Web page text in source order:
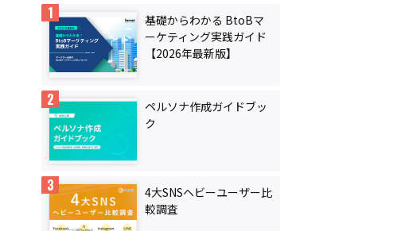
基礎からわかる BtoBマ
ーケティング実践ガイド
【2026年最新版】
ペルソナ作成ガイドブッ
ク
4大SNSヘビーユーザー比
較調査